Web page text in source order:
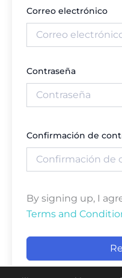
Correo electrónico
Contraseña
Confirmación de
By signing up, I
Terms and